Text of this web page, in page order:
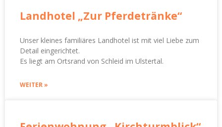
Landhotel „Zur Pferdetränke“
Unser kleines familiäres Landhotel ist mit viel Liebe zum
Detail eingerichtet.
Es liegt am Ortsrand von Schleid im Ulstertal.
WEITER »